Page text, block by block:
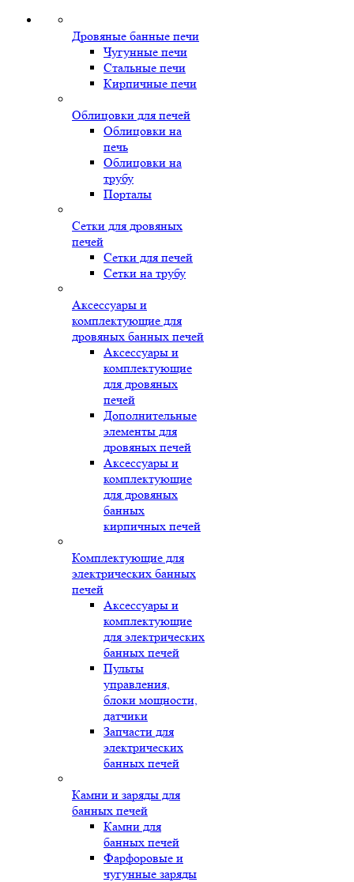
Дровяные банные печи
Чугунные печи
Стальные печи
Кирпичные печи
Облицовки для печей
Облицовки на
печь
Облицовки на
трубу
Порталы
Сетки для дровяных
печей
Сетки для печей
Сетки на трубу
Аксессуары и
комплектующие для
дровяных банных печей
Аксессуары и
комплектующие
для дровяных
печей
Дополнительные
элементы для
дровяных печей
Аксессуары и
комплектующие
для дровяных
банных
кирпичных печей
Комплектующие для
электрических банных
печей
Аксессуары и
комплектующие
для электрических
банных печей
Пульты
управления,
блоки мощности,
датчики
Запчасти для
электрических
банных печей
Камни и заряды для
банных печей
Камни для
банных печей
Фарфоровые и
чугунные заряды